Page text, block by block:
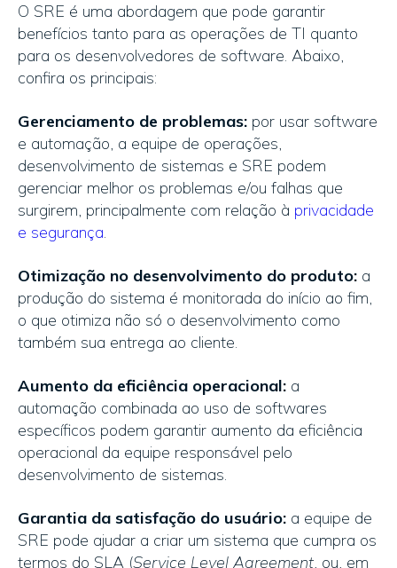
O SRE é uma abordagem que pode garantir
benefícios tanto para as operações de TI quanto
para os desenvolvedores de software. Abaixo,
confira os principais:
Gerenciamento de problemas: por usar software
e automação, a equipe de operações,
desenvolvimento de sistemas e SRE podem
gerenciar melhor os problemas e/ou falhas que
surgirem, principalmente com relação à privacidade
e segurança.
Otimização no desenvolvimento do produto: a
produção do sistema é monitorada do início ao fim,
o que otimiza não só o desenvolvimento como
também sua entrega ao cliente.
Aumento da eficiência operacional: a
automação combinada ao uso de softwares
específicos podem garantir aumento da eficiência
operacional da equipe responsável pelo
desenvolvimento de sistemas.
Garantia da satisfação do usuário: a equipe de
SRE pode ajudar a criar um sistema que cumpra os
termos do SLA (Service Level Agreement, ou, em